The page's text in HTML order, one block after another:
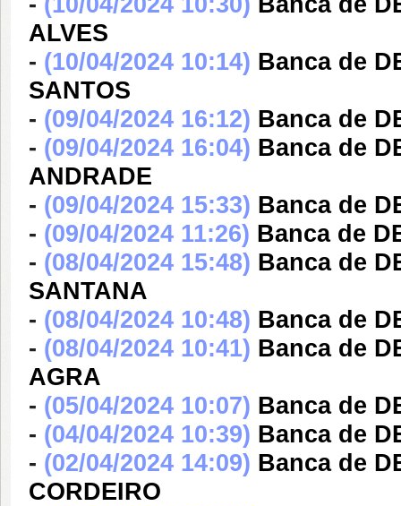
ALVES
- (10/04/2024 10:14) Banca de
SANTOS
- (09/04/2024 16:12) Banca de
- (09/04/2024 16:04) Banca de
ANDRADE
- (09/04/2024 15:33) Banca de
- (09/04/2024 11:26) Banca de
- (08/04/2024 15:48) Banca de
SANTANA
- (08/04/2024 10:48) Banca de
- (08/04/2024 10:41) Banca de
AGRA
- (05/04/2024 10:07) Banca de
- (04/04/2024 10:39) Banca de
- (02/04/2024 14:09) Banca de
CORDEIRO